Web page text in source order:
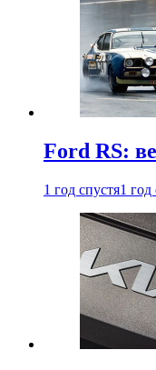
Ford RS:
1 год спустя1 год